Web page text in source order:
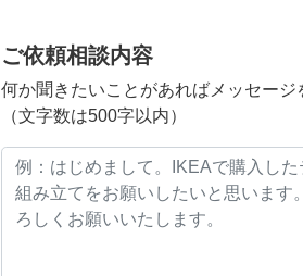
ご依頼相談内容
何か聞きたいことがあればメッセージ
（文字数は500字以内）